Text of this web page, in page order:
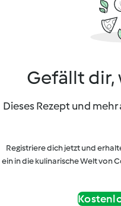
Gefällt dir,
Dieses Rezept und
Registriere dich jetzt und
ein in die kulinarische Welt von